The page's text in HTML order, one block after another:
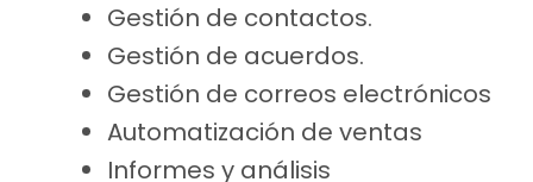
Gestión de contactos.
Gestión de acuerdos.
Gestión de correos electrónicos
Automatización de ventas
Informes y análisis